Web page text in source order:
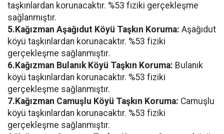
taşkınlardan korunacaktır. %53 fiziki gerçekleşme
sağlanmıştır.
5.Kağızman Aşağıdut Köyü Taşkın Koruma: Aşağıdut
köyü taşkınlardan korunacaktır. %53 fiziki
gerçekleşme sağlanmıştır.
6.Kağızman Bulanık Köyü Taşkın Koruma: Bulanık
köyü taşkınlardan korunacaktır. %53 fiziki
gerçekleşme sağlanmıştır.
7.Kağızman Camuşlu Köyü Taşkın Koruma: Camuşlu
köyü taşkınlardan korunacaktır. %53 fiziki
gerçekleşme sağlanmıştır.